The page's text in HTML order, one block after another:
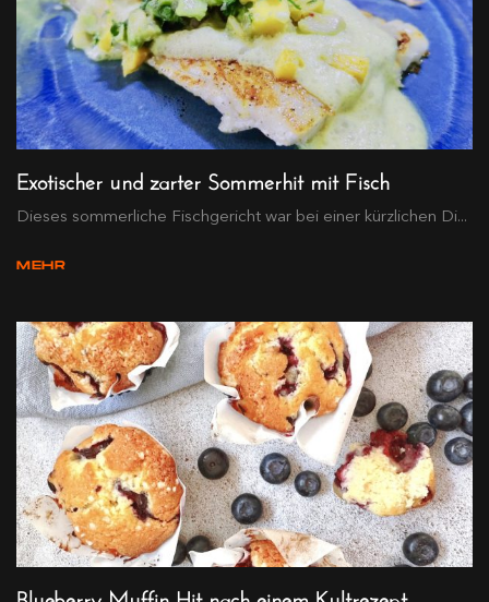
Exotischer und zarter Sommerhit mit Fisch
Dieses sommerliche Fischgericht war bei einer kürzlichen Di...
MEHR